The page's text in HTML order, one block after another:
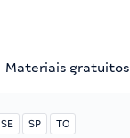
Materiais gratuitos
SE SP TO